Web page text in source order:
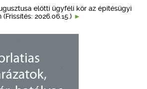
előtti ügyféli kör az építésügyi
2026.06.15.)